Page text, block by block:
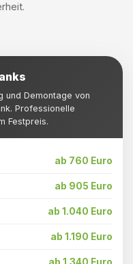
und Demontage von
Professionelle
Festpreis.
ab 760 Euro
ab 905 Euro
ab 1.040 Euro
ab 1.190 Euro